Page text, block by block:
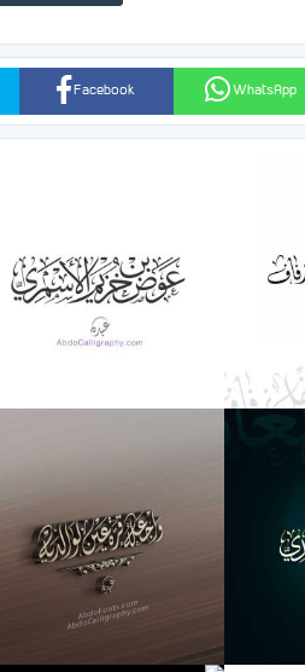
WhatsApp
Facebook